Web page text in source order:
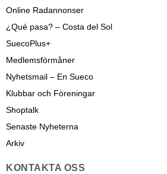
Online Radannonser
¿Qué pasa? – Costa del Sol
SuecoPlus+
Medlemsförmåner
Nyhetsmail – En Sueco
Klubbar och Föreningar
Shoptalk
Senaste Nyheterna
Arkiv
KONTAKTA OSS